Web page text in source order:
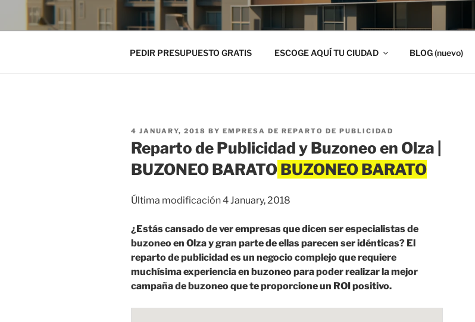
PEDIR PRESUPUESTO GRATIS ESCOGE AQUÍ TU CIUDAD BLOG (nuevo)
POSTED
ON
4 JANUARY, 2018 BY EMPRESA DE REPARTO DE PUBLICIDAD
Reparto de Publicidad y Buzoneo en Olza |
BUZONEO BARATO
Última modificación 4 January, 2018
¿Estás cansado de ver empresas que dicen ser especialistas de
buzoneo en Olza y gran parte de ellas parecen ser idénticas? El
reparto de publicidad es un negocio complejo que requiere
muchísima experiencia en buzoneo para poder realizar la mejor
campaña de buzoneo que te proporcione un ROI positivo.